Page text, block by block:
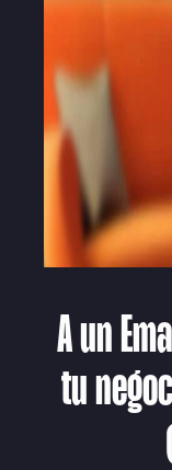
A un
tu